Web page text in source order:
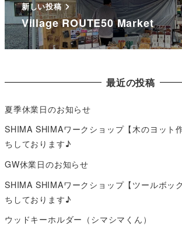
新しい投稿
Village ROUTE50 Market
最近の投稿
夏季休業日のお知らせ
SHIMA SHIMAワークショップ【木のヨット
ちしております♪
GW休業日のお知らせ
SHIMA SHIMAワークショップ【ツールボッ
ちしております♪
ウッドキーホルダー（シマシマくん）